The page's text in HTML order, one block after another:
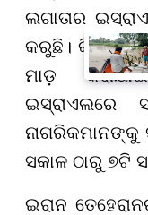
ଲଗାତାର
କରୁଛି। କିଛି
ମାଡ଼
ଇସ୍ରାଏଲରେ
ନାଗରିକମାନଙ୍କୁ
ସକାଳ ଠାରୁ ୭ଟି
ଇରାନ